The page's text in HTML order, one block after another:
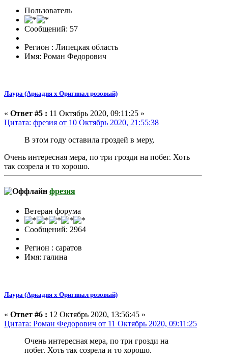
Пользователь
Сообщений: 57
Регион : Липецкая область
Имя: Роман Федорович
Лаура (Аркадия х Оригинал розовый)
« Ответ #5 : 11 Октябрь 2020, 09:11:25 »
Цитата: фрезия от 10 Октябрь 2020, 21:55:38
В этом году оставила гроздей в меру,
Очень интересная мера, по три грозди на побег. Хоть
так созрела и то хорошо.
фрезия
Ветеран форума
Сообщений: 2964
Регион : саратов
Имя: галина
Лаура (Аркадия х Оригинал розовый)
« Ответ #6 : 12 Октябрь 2020, 13:56:45 »
Цитата: Роман Федорович от 11 Октябрь 2020, 09:11:25
Очень интересная мера, по три грозди на
побег. Хоть так созрела и то хорошо.